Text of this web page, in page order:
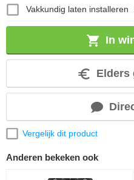
Vakkundig laten installeren
In
Elders
Vergelijk dit product
Anderen bekeken ook